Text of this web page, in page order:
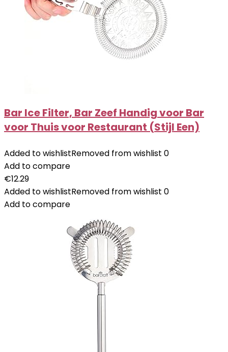
Bar Ice Filter, Bar Zeef Handig voor Bar
voor Thuis voor Restaurant (Stijl Een)
Added to wishlistRemoved from wishlist 0
Add to compare
€12.29
Added to wishlistRemoved from wishlist 0
Add to compare